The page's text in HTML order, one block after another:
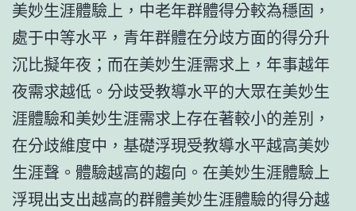
美妙生涯體驗上，中老年群體得分較為穩固，
處于中等水平，青年群體在分歧方面的得分升
沉比擬年夜；而在美妙生涯需求上，年事越年
夜需求越低。分歧受教導水平的大眾在美妙生
涯體驗和美妙生涯需求上存在著較小的差別，
在分歧維度中，基礎浮現受教導水平越高美妙
生涯聲。體驗越高的趨向。在美妙生涯體驗上
浮現出支出越高的群體美妙生涯體驗的得分越